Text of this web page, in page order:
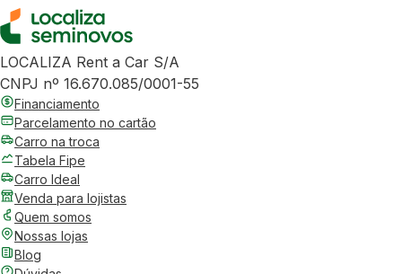
LOCALIZA Rent a Car S/A
CNPJ nº 16.670.085/0001-55
Financiamento
Parcelamento no cartão
Carro na troca
Tabela Fipe
Carro Ideal
Venda para lojistas
Quem somos
Nossas lojas
Blog